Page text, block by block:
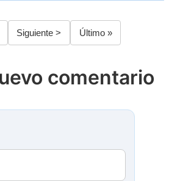
Siguiente
página
Siguiente >
Última
página
Último »
comentario